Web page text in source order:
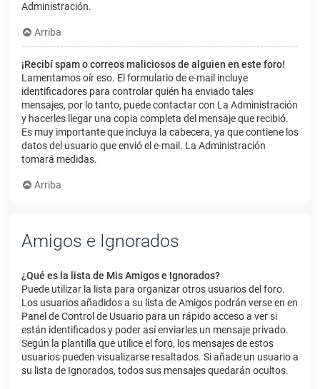
Administración.
Arriba
¡Recibí spam o correos maliciosos de alguien en este foro!
Lamentamos oír eso. El formulario de e-mail incluye
identificadores para controlar quién ha enviado tales
mensajes, por lo tanto, puede contactar con La Administración
y hacerles llegar una copia completa del mensaje que recibió.
Es muy importante que incluya la cabecera, ya que contiene los
datos del usuario que envió el e-mail. La Administración
tomará medidas.
Arriba
Amigos e Ignorados
¿Qué es la lista de Mis Amigos e Ignorados?
Puede utilizar la lista para organizar otros usuarios del foro.
Los usuarios añadidos a su lista de Amigos podrán verse en en
Panel de Control de Usuario para un rápido acceso a ver si
están identificados y poder así enviarles un mensaje privado.
Según la plantilla que utilice el foro, los mensajes de estos
usuarios pueden visualizarse resaltados. Si añade un usuario a
su lista de Ignorados, todos sus mensajes quedarán ocultos.